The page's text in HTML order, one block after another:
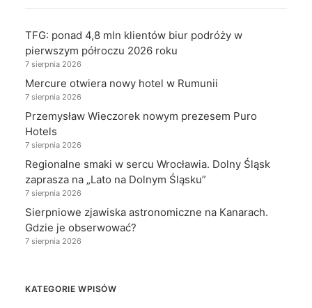
TFG: ponad 4,8 mln klientów biur podróży w
pierwszym półroczu 2026 roku
7 sierpnia 2026
Mercure otwiera nowy hotel w Rumunii
7 sierpnia 2026
Przemysław Wieczorek nowym prezesem Puro
Hotels
7 sierpnia 2026
Regionalne smaki w sercu Wrocławia. Dolny Śląsk
zaprasza na „Lato na Dolnym Śląsku”
7 sierpnia 2026
Sierpniowe zjawiska astronomiczne na Kanarach.
Gdzie je obserwować?
7 sierpnia 2026
KATEGORIE WPISÓW